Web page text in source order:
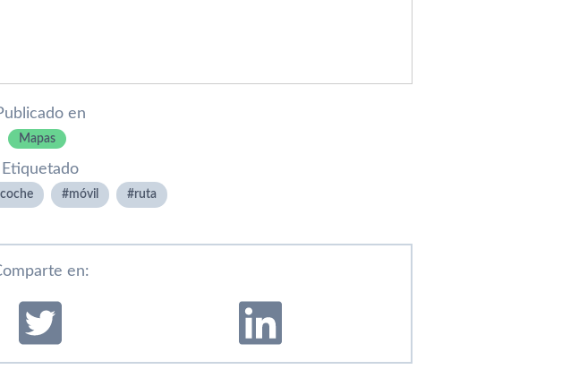
en
Mapas
Etiquetado
coche móvil ruta
en: